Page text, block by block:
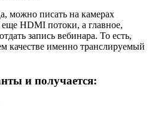
можно писать на камерах
HDMI потоки, а главное,
запись вебинара. То есть,
качестве именно транслируемый
и получается: